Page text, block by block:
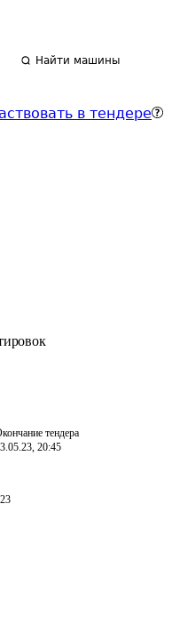
Найти машины
в тендере
тендера
20:45